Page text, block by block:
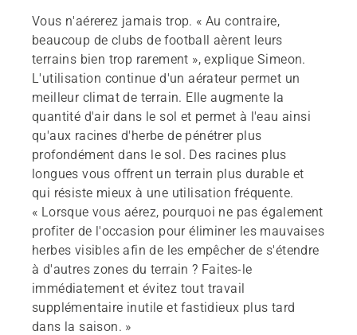
Vous n'aérerez jamais trop. « Au contraire,
beaucoup de clubs de football aèrent leurs
terrains bien trop rarement », explique Simeon.
L'utilisation continue d'un aérateur permet un
meilleur climat de terrain. Elle augmente la
quantité d'air dans le sol et permet à l'eau ainsi
qu'aux racines d'herbe de pénétrer plus
profondément dans le sol. Des racines plus
longues vous offrent un terrain plus durable et
qui résiste mieux à une utilisation fréquente.
« Lorsque vous aérez, pourquoi ne pas également
profiter de l'occasion pour éliminer les mauvaises
herbes visibles afin de les empêcher de s'étendre
à d'autres zones du terrain ? Faites-le
immédiatement et évitez tout travail
supplémentaire inutile et fastidieux plus tard
dans la saison. »